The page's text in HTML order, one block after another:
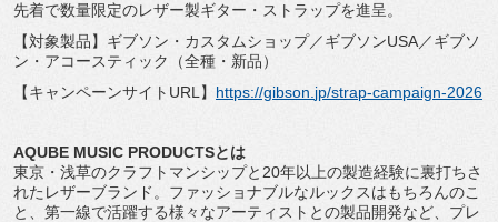
先着で数量限定のレザー製ギター・ストラップを進呈。
【対象製品】ギブソン・カスタムショップ／ギブソンUSA／ギブソ
ン・アコースティック（全種・新品）
【キャンペーンサイトURL】 https://gibson. jp/strap-campaign-2026
AQUBE MUSIC PRODUCTSとは
東京・ 浅草のクラフトマンシップと20年以上の製造経験に裏打ちさ
れたレザーブランド。ファッショナブルなルックスはもちろんのこ
と、 第一線で活躍する様々なアーティストとの製品開発など、 プレ